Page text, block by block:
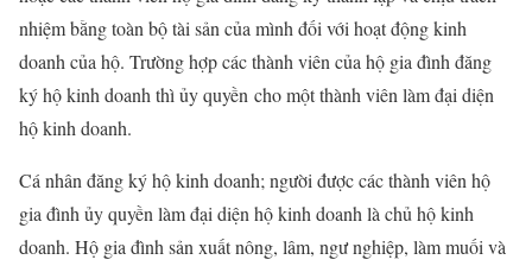
nhiệm bằng toàn bộ tài sản của mình đối với hoạt động kinh
doanh của hộ. Trường hợp các thành viên của hộ gia đình đăng
ký hộ kinh doanh thì ủy quyền cho một thành viên làm đại diện
hộ kinh doanh.
Cá nhân đăng ký hộ kinh doanh; người được các thành viên hộ
gia đình ủy quyền làm đại diện hộ kinh doanh là chủ hộ kinh
doanh. Hộ gia đình sản xuất nông, lâm, ngư nghiệp, làm muối và